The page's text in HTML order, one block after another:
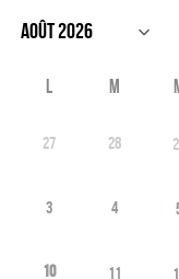
L M
27 28
3 4
10 11